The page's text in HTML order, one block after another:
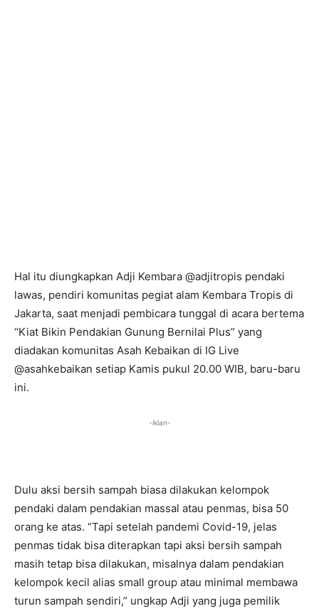
Hal itu diungkapkan Adji Kembara @adjitropis pendaki
lawas, pendiri komunitas pegiat alam Kembara Tropis di
Jakarta, saat menjadi pembicara tunggal di acara bertema
“Kiat Bikin Pendakian Gunung Bernilai Plus” yang
diadakan komunitas Asah Kebaikan di IG Live
@asahkebaikan setiap Kamis pukul 20.00 WIB, baru-baru
ini.
-iklan-
Dulu aksi bersih sampah biasa dilakukan kelompok
pendaki dalam pendakian massal atau penmas, bisa 50
orang ke atas. “Tapi setelah pandemi Covid-19, jelas
penmas tidak bisa diterapkan tapi aksi bersih sampah
masih tetap bisa dilakukan, misalnya dalam pendakian
kelompok kecil alias small group atau minimal membawa
turun sampah sendiri,” ungkap Adji yang juga pemilik